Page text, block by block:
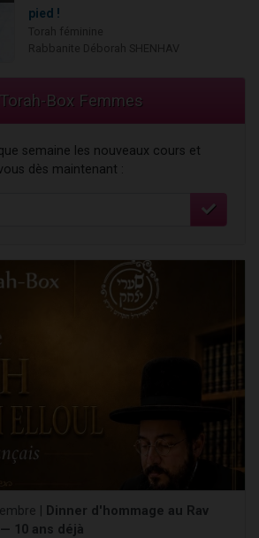
pied !
Box Femmes
semaine les nouveaux cours et
dès maintenant :
|
Dinner d'hommage au Rav
10 ans déjà